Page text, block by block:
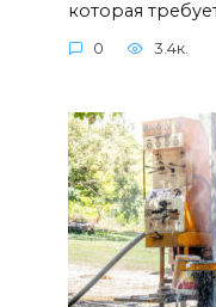
которая
0 3.4к.